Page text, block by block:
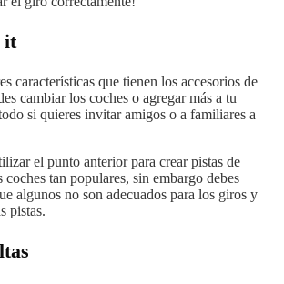
it
características que tienen los accesorios de
cambiar los coches o agregar más a tu
si quieres invitar amigos o a familiares a
el punto anterior para crear pistas de
tan populares, sin embargo debes
algunos no son adecuados para los giros y
pistas.